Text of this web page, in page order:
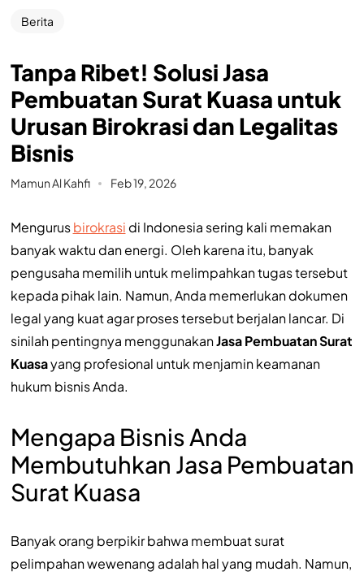
Berita
Tanpa Ribet! Solusi Jasa
Pembuatan Surat Kuasa untuk
Urusan Birokrasi dan Legalitas
Bisnis
Mamun Al Kahfi Feb 19, 2026
Mengurusbirokrasi di Indonesia sering kali memakan
banyak waktu dan energi. Oleh karena itu, banyak
pengusaha memilih untuk melimpahkan tugas tersebut
kepada pihak lain. Namun, Anda memerlukan dokumen
legal yang kuat agar proses tersebut berjalan lancar. Di
sinilah pentingnya menggunakanJasa Pembuatan Surat
Kuasayang profesional untuk menjamin keamanan
hukum bisnis Anda.
Mengapa Bisnis Anda
Membutuhkan Jasa Pembuatan
Surat Kuasa
Banyak orang berpikir bahwa membuat surat
pelimpahan wewenang adalah hal yang mudah. Namun,